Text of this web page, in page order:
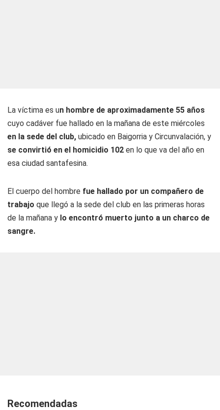
La víctima es un hombre de aproximadamente 55 años
cuyo cadáver fue hallado en la mañana de este miércoles
en la sede del club, ubicado en Baigorria y Circunvalación, y
se convirtió en el homicidio 102 en lo que va del año en
esa ciudad santafesina.
El cuerpo del hombre fue hallado por un compañero de
trabajo que llegó a la sede del club en las primeras horas
de la mañana y lo encontró muerto junto a un charco de
sangre.
Recomendadas